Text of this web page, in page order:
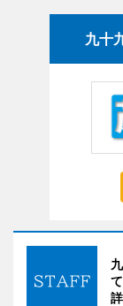
九十